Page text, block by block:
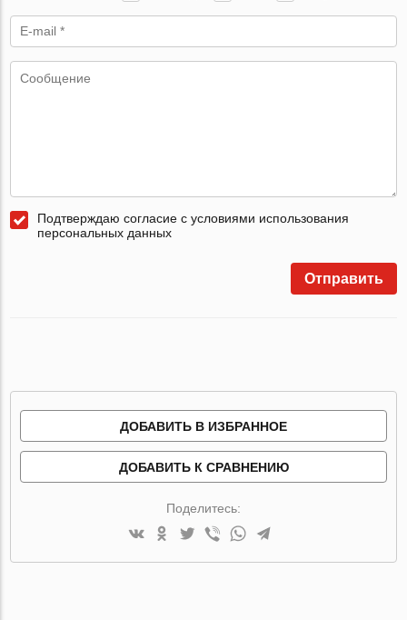
Подтверждаю согласие с условиями использования
персональных данных
Отправить
ДОБАВИТЬ В ИЗБРАННОЕ
ДОБАВИТЬ К СРАВНЕНИЮ
Поделитесь: